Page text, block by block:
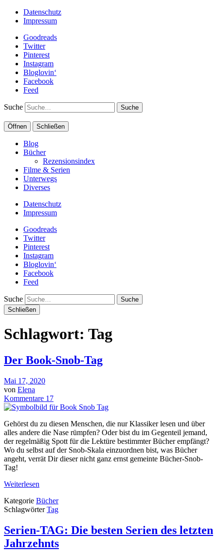
Datenschutz
Impressum
Goodreads
Twitter
Pinterest
Instagram
Bloglovin‘
Facebook
Feed
Suche
Öffnen Schließen
Blog
Bücher
Rezensionsindex
Filme & Serien
Unterwegs
Diverses
Datenschutz
Impressum
Goodreads
Twitter
Pinterest
Instagram
Bloglovin‘
Facebook
Feed
Suche
Schließen
Schlagwort: Tag
Der Book-Snob-Tag
Mai 17, 2020
von Elena
Kommentare 17
Gehörst du zu diesen Menschen, die nur Klassiker lesen und über
alles andere die Nase rümpfen? Oder bist du im Gegenteil jemand,
der regelmäßig Spott für die Lektüre bestimmter Bücher empfängt?
Wo du selbst auf der Snob-Skala einzuordnen bist, was Bücher
angeht, verrät Dir dieser nicht ganz ernst gemeinte Bücher-Snob-
Tag!
Weiterlesen
Kategorie Bücher
SchlagwörterTag
Serien-TAG: Die besten Serien des letzten
Jahrzehnts